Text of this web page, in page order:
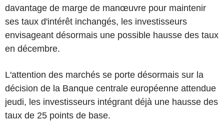
davantage de marge de manœuvre pour maintenir
ses taux d'intérêt inchangés, les investisseurs
envisageant désormais une possible hausse des taux
en décembre.
L'attention des marchés se porte désormais sur la
décision de la Banque centrale européenne attendue
jeudi, les investisseurs intégrant déjà une hausse des
taux de 25 points de base.